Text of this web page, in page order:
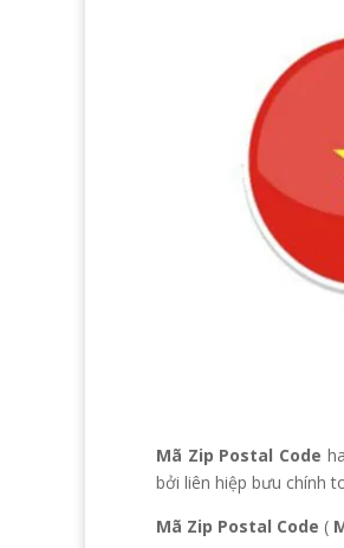
Mã Zip Postal Code
bởi liên hiệp bưu chính
Mã Zip Postal Code (